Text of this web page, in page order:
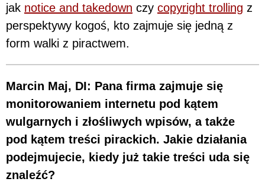
jak notice and takedown czy copyright trolling z
perspektywy kogoś, kto zajmuje się jedną z
form walki z piractwem.
Marcin Maj, DI: Pana firma zajmuje się
monitorowaniem internetu pod kątem
wulgarnych i złośliwych wpisów, a także
pod kątem treści pirackich. Jakie działania
podejmujecie, kiedy już takie treści uda się
znaleźć?